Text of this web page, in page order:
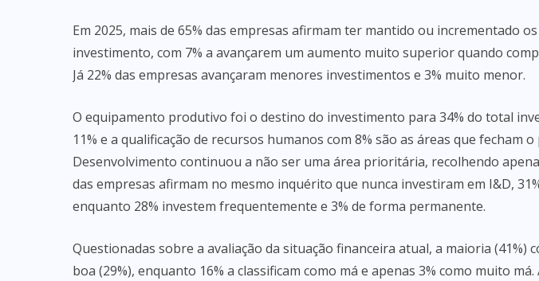
Em 2025, mais de 65% das empresas afirmam ter mantido ou incrementado
investimento, com 7% a avançarem um aumento muito superior quando
Já 22% das empresas avançaram menores investimentos e 3% muito menor.
O equipamento produtivo foi o destino do investimento para 34% do total
11% e a qualificação de recursos humanos com 8% são as áreas que fecham
Desenvolvimento continuou a não ser uma área prioritária, recolhendo
das empresas afirmam no mesmo inquérito que nunca investiram em I&D,
enquanto 28% investem frequentemente e 3% de forma permanente.
Questionadas sobre a avaliação da situação financeira atual, a maioria (41%)
boa (29%), enquanto 16% a classificam como má e apenas 3% como muito